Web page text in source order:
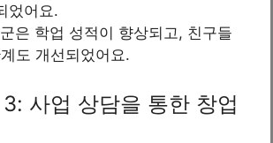
었어요.
은 학업 성적이 향상되고, 친구들
도 개선되었어요.
사업 상담을 통한 창업